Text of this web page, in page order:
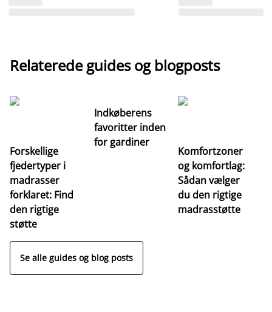
Relaterede guides og blogposts
Forskellige
fjedertyper i
madrasser
forklaret: Find
den rigtige
støtte
Indkøberens
favoritter inden
for gardiner
Komfortzoner
og komfortlag:
Sådan vælger
du den rigtige
madrasstøtte
Se alle guides og blog posts